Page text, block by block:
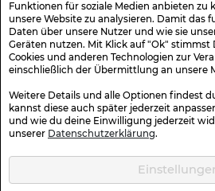
Funktionen für soziale Medien anbieten zu
unsere Website zu analysieren. Damit das
Daten über unsere Nutzer und wie sie
Geräten nutzen. Mit Klick auf "Ok" stimmst
Cookies und anderen Technologien zur
einschließlich der Übermittlung an unsere
Weitere Details und alle Optionen findest
kannst diese auch später jederzeit
und wie du deine Einwilligung jederzeit
unserer Datenschutzerklärung.
Versand & Rücksendung
Sicher Einkaufen
Kotte & Zeller 2026 © Alle Rechte